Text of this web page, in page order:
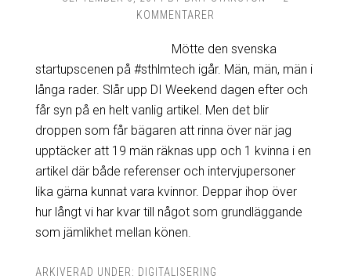
KOMMENTARER
Mötte den svenska
startupscenen på #sthlmtech igår. Män, män, män i
långa rader. Slår upp DI Weekend dagen efter och
får syn på en helt vanlig artikel. Men det blir
droppen som får bägaren att rinna över när jag
upptäcker att 19 män räknas upp och 1 kvinna i en
artikel där både referenser och intervjupersoner
lika gärna kunnat vara kvinnor. Deppar ihop över
hur långt vi har kvar till något som grundläggande
som jämlikhet mellan könen.
ARKIVERAD UNDER: DIGITALISERING